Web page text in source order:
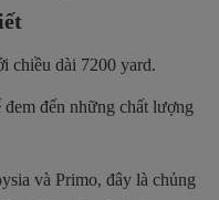
chiều dài 7200 yard.
đến những chất lượng
và Primo, đây là chủng